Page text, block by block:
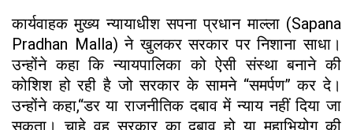
कार्यवाहक मुख्य न्यायाधीश सपना प्रधान माल्ला (Sapana
Pradhan Malla) ने खुलकर सरकार पर निशाना साधा।
उन्होंने कहा कि न्यायपालिका को ऐसी संस्था बनाने की
कोशिश हो रही है जो सरकार के सामने “समर्पण” कर दे।
उन्होंने कहा,“डर या राजनीतिक दबाव में न्याय नहीं दिया जा
सकता। चाहे वह सरकार का दबाव हो या महाभियोग की